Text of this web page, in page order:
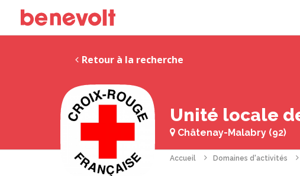
Retour à la recherche
Unité locale
Châtenay-Malabry (92)
Accueil Domaines d'activités